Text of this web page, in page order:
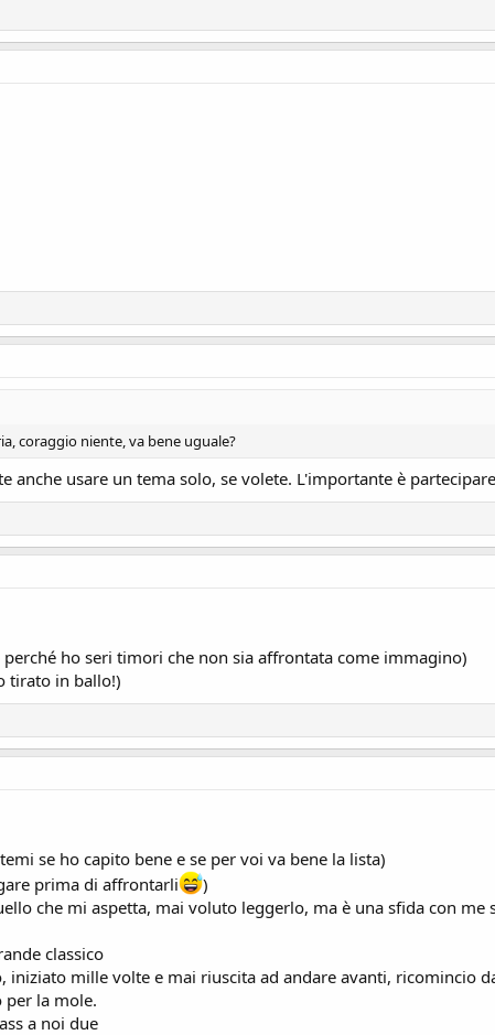
coraggio niente, va bene uguale?
anche usare un tema solo, se volete. L'importante è
ho seri timori che non sia affrontata come immagino)
tirato in ballo!)
se ho capito bene e se per voi va bene la lista)
prima di affrontarli
)
che mi aspetta, mai voluto leggerlo, ma è una sfida con me
classico
mille volte e mai riuscita ad andare avanti, ricomincio
la mole.
a noi due